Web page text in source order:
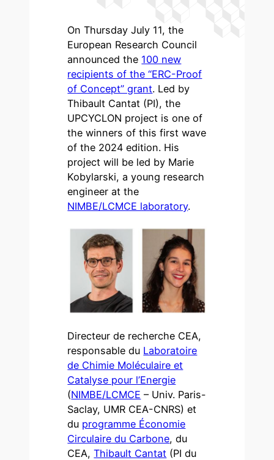
On Thursday July 11, the
European Research Council
announced the 100 new
recipients of the “ERC-Proof
of Concept” grant. Led by
Thibault Cantat (PI), the
UPCYCLON project is one of
the winners of this first wave
of the 2024 edition. His
project will be led by Marie
Kobylarski, a young research
engineer at the
NIMBE/LCMCE laboratory.
Directeur de recherche CEA,
responsable du Laboratoire
de Chimie Moléculaire et
Catalyse pour l’Energie
(NIMBE/LCMCE – Univ. Paris-
Saclay, UMR CEA-CNRS) et
du programme Économie
Circulaire du Carbone, du
CEA,Thibault Cantat (PI du